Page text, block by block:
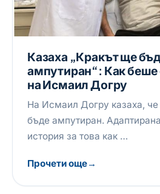
Казаха „Кракът ще
ампутиран“: Как беше
на Исмаил Догру
На Исмаил Догру казаха,
бъде ампутиран.
история за това как …
Прочети още